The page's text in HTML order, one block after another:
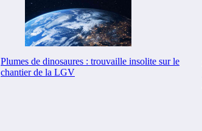
Plumes de dinosaures : trouvaille insolite sur le
chantier de la LGV